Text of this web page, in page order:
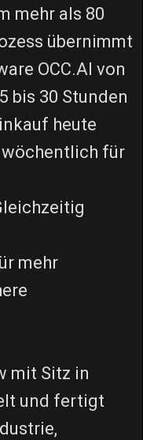
mehr als 80
übernimmt
OCC.AI von
bis 30 Stunden
heute
für
mehr
mit Sitz in
und fertigt